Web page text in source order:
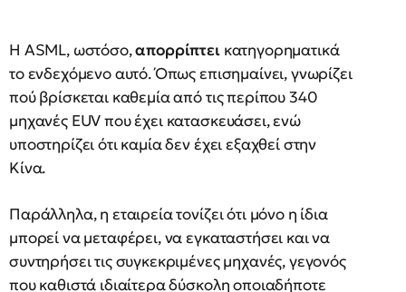
Η ASML, ωστόσο,απορρίπτει κατηγορηματικά
το ενδεχόμενο αυτό. Όπως επισημαίνει, γνωρίζει
πού βρίσκεται καθεμία από τις περίπου 340
μηχανές EUV που έχει κατασκευάσει, ενώ
υποστηρίζει ότι καμία δεν έχει εξαχθεί στην
Κίνα.
Παράλληλα, η εταιρεία τονίζει ότι μόνο η ίδια
μπορεί να μεταφέρει, να εγκαταστήσει και να
συντηρήσει τις συγκεκριμένες μηχανές, γεγονός
που καθιστά ιδιαίτερα δύσκολη οποιαδήποτε